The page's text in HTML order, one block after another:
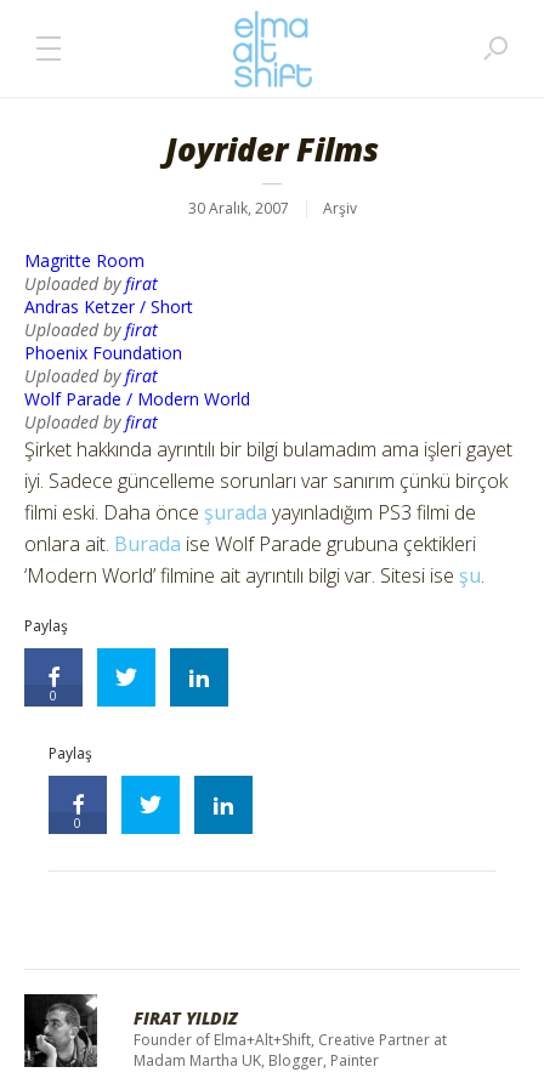
Joyrider Films
30 Aralık, 2007 Arşiv
Magritte Room
Uploaded byfirat
Andras Ketzer / Short
Uploaded byfirat
Phoenix Foundation
Uploaded byfirat
Wolf Parade / Modern World
Uploaded byfirat
Şirket hakkında ayrıntılı bir bilgi bulamadım ama işleri gayet
iyi. Sadece güncelleme sorunları var sanırım çünkü birçok
filmi eski. Daha önce şurada yayınladığım PS3 filmi de
onlara ait. Burada ise Wolf Parade grubuna çektikleri
‘Modern World’ filmine ait ayrıntılı bilgi var. Sitesi ise şu.
Paylaş
0
Paylaş
0
FIRAT YILDIZ
Founder of Elma+Alt+Shift, Creative Partner at
Madam Martha UK, Blogger, Painter